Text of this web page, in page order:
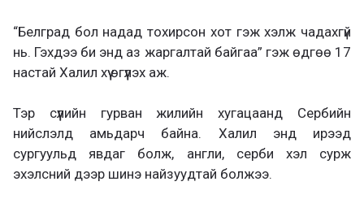
“Белград бол надад тохирсон хот гэж хэлж чадахгүй
нь. Гэхдээ би энд аз жаргалтай байгаа” гэж өдгөө 17
настай Халил хүү өгүүлэх аж.
Тэр сүүлийн гурван жилийн хугацаанд Сербийн
нийслэлд амьдарч байна. Халил энд ирээд
сургуульд явдаг болж, англи, серби хэл сурж
эхэлсний дээр шинэ найзуудтай болжээ.